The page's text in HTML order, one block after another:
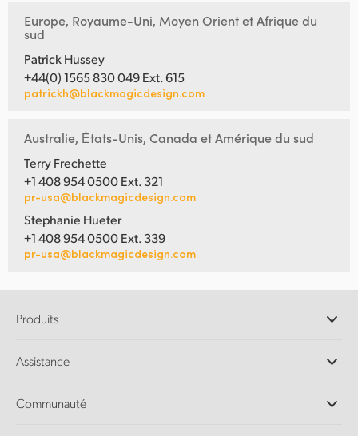
Europe, Royaume-Uni, Moyen Orient et Afrique du
sud
Patrick Hussey
+44(0) 1565 830 049 Ext. 615
patrickh@blackmagicdesign.com
Australie, Ėtats-Unis, Canada et Amérique du sud
Terry Frechette
+1 408 954 0500 Ext. 321
pr-usa@blackmagicdesign.com
Stephanie Hueter
+1 408 954 0500 Ext. 339
pr-usa@blackmagicdesign.com
Produits
Logiciels DaVinci Resolve et Fusion
Ultimatte
Assistance
Centre d'assistance technique
Communauté